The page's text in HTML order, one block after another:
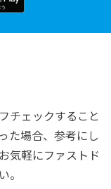
チェックすること
た場合、参考にし
気軽にファストド
。